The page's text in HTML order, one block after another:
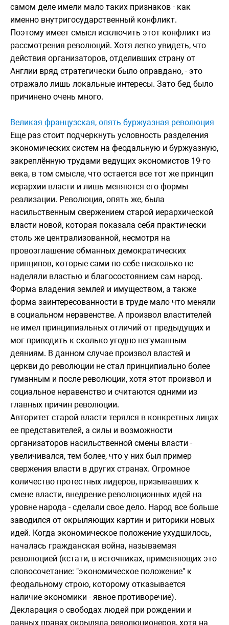
самом деле имели мало таких признаков - как
именно внутригосударственный конфликт.
Поэтому имеет смысл исключить этот конфликт из
рассмотрения революций. Хотя легко увидеть, что
действия организаторов, отделивших страну от
Англии вряд стратегически было оправдано, - это
отражало лишь локальные интересы. Зато бед было
причинено очень много.
Великая французская, опять буржуазная революция
Еще раз стоит подчеркнуть условность разделения
экономических систем на феодальную и буржуазную,
закреплённую трудами ведущих экономистов 19-го
века, в том смысле, что остается все тот же принцип
иерархии власти и лишь меняются его формы
реализации. Революция, опять же, была
насильственным свержением старой иерархической
власти новой, которая показала себя практически
столь же централизованной, несмотря на
провозглашение обманных демократических
принципов, которые сами по себе нисколько не
наделяли властью и благосостоянием сам народ.
Форма владения землей и имуществом, а также
форма заинтересованности в труде мало что меняли
в социальном неравенстве. А произвол властителей
не имел принципиальных отличий от предыдущих и
мог приводить к сколько угодно негуманным
деяниям. В данном случае произвол властей и
церкви до революции не стал принципиально более
гуманным и после революции, хотя этот произвол и
социальное неравенство и считаются одними из
главных причин революции.
Авторитет старой власти терялся в конкретных лицах
ее представителей, а силы и возможности
организаторов насильственной смены власти -
увеличивался, тем более, что у них был пример
свержения власти в других странах. Огромное
количество протестных лидеров, призывавших к
смене власти, внедрение революционных идей на
уровне народа - сделали свое дело. Народ все больше
заводился от окрыляющих картин и риторики новых
идей. Когда экономическое положение ухудшилось,
началась гражданская война, называемая
революцией (кстати, в источниках, применяющих это
словосочетание: "экономическое положение" к
феодальному строю, которому отказывается
наличие экономики - явное противоречие).
Декларация о свободах людей при рождении и
равных правах окрыляла революционеров, хотя на